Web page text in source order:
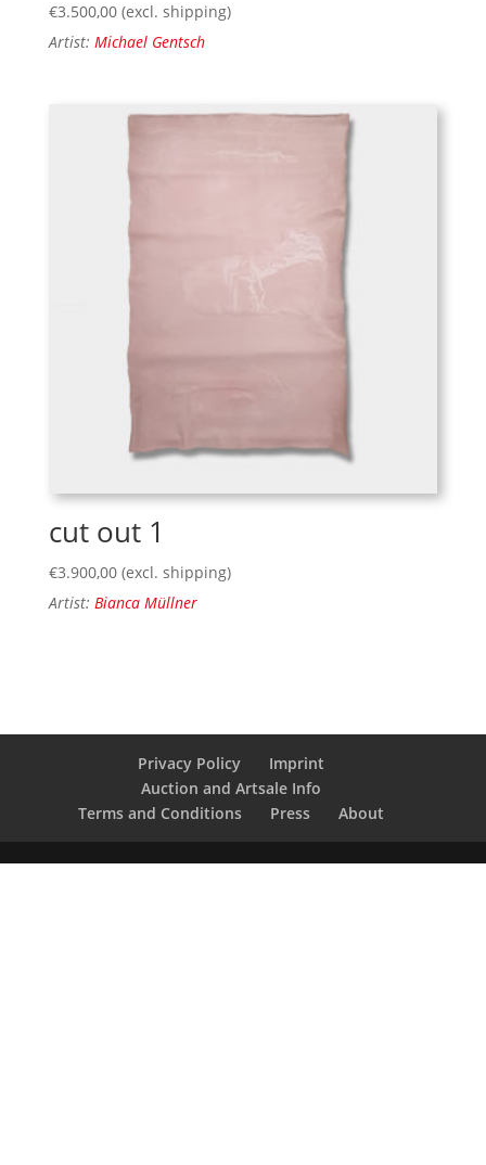
€3.500,00 (excl. shipping)
Artist: Michael Gentsch
cut out 1
€3.900,00 (excl. shipping)
Artist: Bianca Müllner
Privacy Policy
Imprint
Auction and Artsale Info
Terms and Conditions
Press About